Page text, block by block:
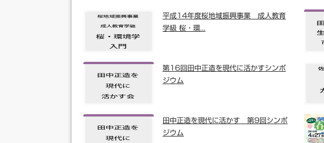
平成14年度桜地域振興事業 成人教育
学級 桜・環...
第16回田中正造を現代に活かすシンポ
ジウム
田中正造を現代に活かす 第9回シンポ
ジウム